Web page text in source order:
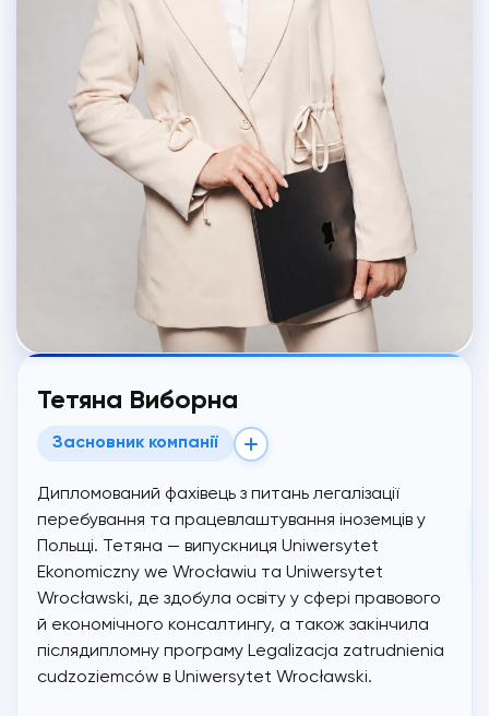
Тетяна Виборна
Засновник компанії
Дипломований фахівець з питань легалізації
перебування та працевлаштування іноземців у
Польщі. Тетяна — випускниця Uniwersytet
Ekonomiczny we Wrocławiu та Uniwersytet
Wrocławski, де здобула освіту у сфері правового
й економічного консалтингу, а також закінчила
післядипломну програму Legalizacja zatrudnienia
cudzoziemców в Uniwersytet Wrocławski.